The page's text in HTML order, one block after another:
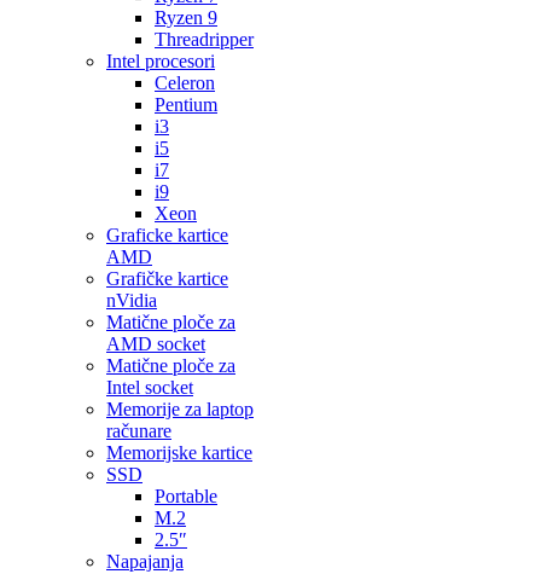
Ryzen 9
Threadripper
Intel procesori
Celeron
Pentium
i3
i5
i7
i9
Xeon
Graficke kartice
AMD
Grafičke kartice
nVidia
Matične ploče za
AMD socket
Matične ploče za
Intel socket
Memorije za laptop
računare
Memorijske kartice
SSD
Portable
M.2
2.5″
Napajanja